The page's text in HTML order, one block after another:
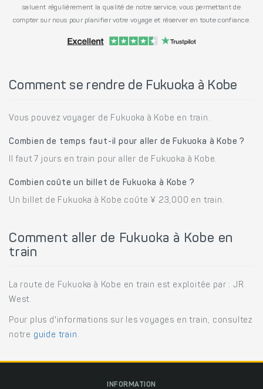
saluent régulièrement la qualité de notre service, vous permettant de
compter sur nous pour planifier votre voyage et réserver en toute confiance.
Comment se rendre de Fukuoka à Kobe
Vous pouvez voyager de Fukuoka à Kobe en train.
Combien de temps faut-il pour aller de Fukuoka à Kobe ?
Il faut 7 jours en train pour aller de Fukuoka à Kobe.
Combien coûte un billet de Fukuoka à Kobe ?
Un billet de Fukuoka à Kobe coûte ¥ 23,000 en train.
Comment aller de Fukuoka à Kobe en
train
La route de Fukuoka à Kobe en train est exploitée par : JR
West.
Pour plus d'informations sur les voyages en train, consultez
notre guide train .
INFORMATION